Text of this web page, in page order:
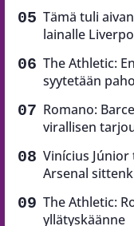
Tämä tuli
lainalle
The Athletic:
syytetään
Romano:
virallisen
Vinícius
Arsenal
The Athletic:
yllätyskäänne